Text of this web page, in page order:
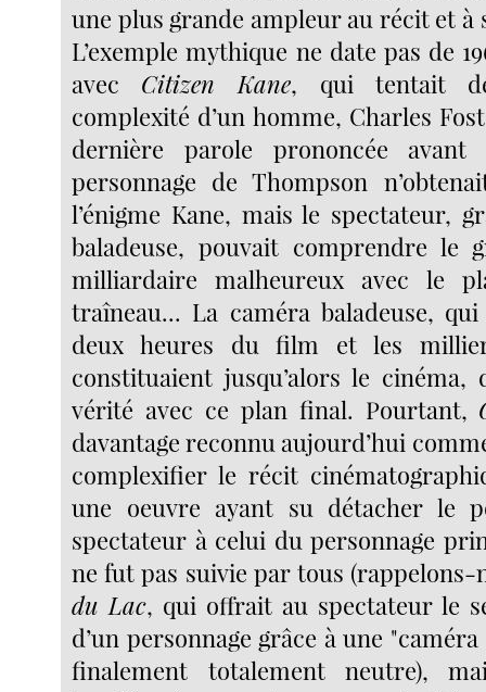
une plus grande ampleur au récit et à
L’exemple mythique ne date pas de
avec Citizen Kane, qui tentait
complexité d’un homme, Charles
dernière parole prononcée
personnage de Thompson
l’énigme Kane, mais le spectateur,
baladeuse, pouvait comprendre le
milliardaire malheureux avec le
traîneau... La caméra baladeuse,
deux heures du film et les
constituaient jusqu’alors le cinéma,
vérité avec ce plan final. Pourtant,
davantage reconnu aujourd’hui
complexifier le récit
une oeuvre ayant su détacher le
spectateur à celui du personnage
ne fut pas suivie par tous
du Lac, qui offrait au spectateur le
d’un personnage grâce à une
finalement totalement neutre),